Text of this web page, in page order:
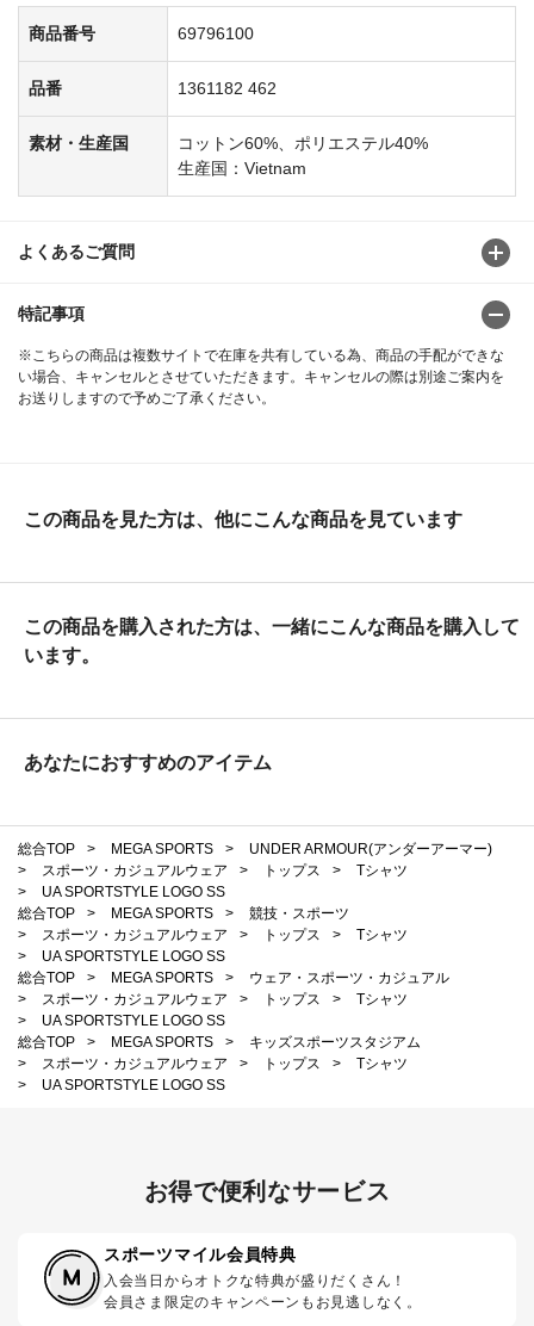
商品番号 69796100
品番 1361182 462
素材・生産国
コットン60%、ポリエステル40%
生産国：Vietnam
よくあるご質問
特記事項
※こちらの商品は複数サイトで在庫を共有している為、商品の手配ができな
い場合、キャンセルとさせていただきます。キャンセルの際は別途ご案内を
お送りしますので予めご了承ください。
この商品を見た方は、他にこんな商品を見ています
この商品を購入された方は、一緒にこんな商品を購入して
います。
あなたにおすすめのアイテム
総合TOP > MEGA SPORTS >
UNDER ARMOUR(アンダーアーマー)
>
スポーツ・カジュアルウェア > トップス >
Tシャツ
>
UA SPORTSTYLE LOGO SS
総合TOP
> MEGA SPORTS >
競技・スポーツ
>
スポーツ・カジュアルウェア > トップス >
Tシャツ
>
UA SPORTSTYLE LOGO SS
総合TOP
> MEGA SPORTS >
ウェア・スポーツ・カジュアル
>
スポーツ・カジュアルウェア > トップス >
Tシャツ
>
UA SPORTSTYLE LOGO SS
総合TOP
> MEGA SPORTS >
キッズスポーツスタジアム
>
スポーツ・カジュアルウェア > トップス >
Tシャツ
>
UA SPORTSTYLE LOGO SS
お得で便利なサービス
スポーツマイル会員特典
入会当日からオトクな特典が盛りだくさん！
会員さま限定のキャンペーンもお見逃しなく。